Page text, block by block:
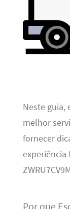
Neste guia,
melhor
fornecer
experiência
Por que